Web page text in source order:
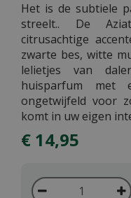
Het is de subtiele
streelt.. De
citrusachtige
zwarte bes, witte
lelietjes van
huisparfum
ongetwijfeld voor
komt in uw eigen
€ 14,95